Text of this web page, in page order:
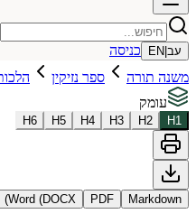
עב EN
כניסה
משנה תורה
ספר נזיקין
עומק
H1
H2
H3
H4
H5
H6
Markdown
PDF
Word (DOCX)